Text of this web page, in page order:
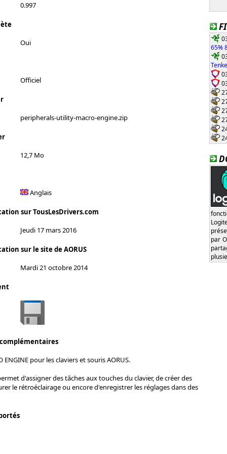
0.997
Oui
Officiel
peripherals-utility-macro-engine.zip
12,7 Mo
Anglais
sur TousLesDrivers.com
Jeudi 17 mars 2016
sur le site de AORUS
Mardi 21 octobre 2014
ENGINE pour les claviers et souris AORUS.
d'assigner des tâches aux touches du clavier, de créer des
le rétroéclairage ou encore d'enregistrer les réglages dans des
65%
par